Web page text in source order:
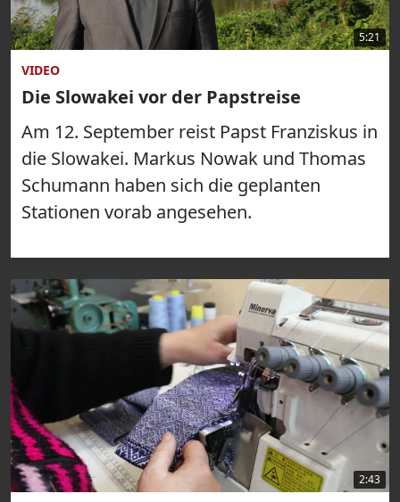
5:21
VIDEO
Die Slowakei vor der Papstreise
Am 12. September reist Papst Franziskus in
die Slowakei. Markus Nowak und Thomas
Schumann haben sich die geplanten
Stationen vorab angesehen.
2:43